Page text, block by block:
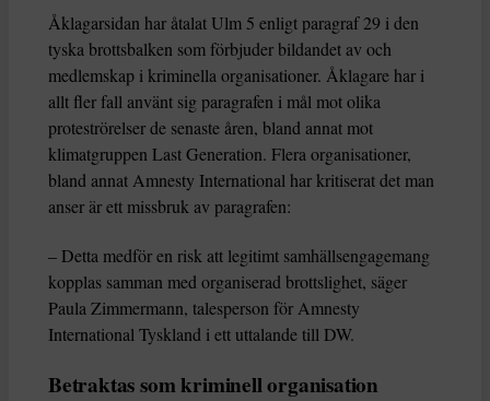
Åklagarsidan har åtalat Ulm 5 enligt paragraf 29 i den
tyska brottsbalken som förbjuder bildandet av och
medlemskap i kriminella organisationer. Åklagare har i
allt fler fall använt sig paragrafen i mål mot olika
proteströrelser de senaste åren, bland annat mot
klimatgruppen Last Generation. Flera organisationer,
bland annat Amnesty International har kritiserat det man
anser är ett missbruk av paragrafen:
– Detta medför en risk att legitimt samhällsengagemang
kopplas samman med organiserad brottslighet, säger
Paula Zimmermann, talesperson för Amnesty
International Tyskland i ett uttalande till DW.
Betraktas som kriminell organisation